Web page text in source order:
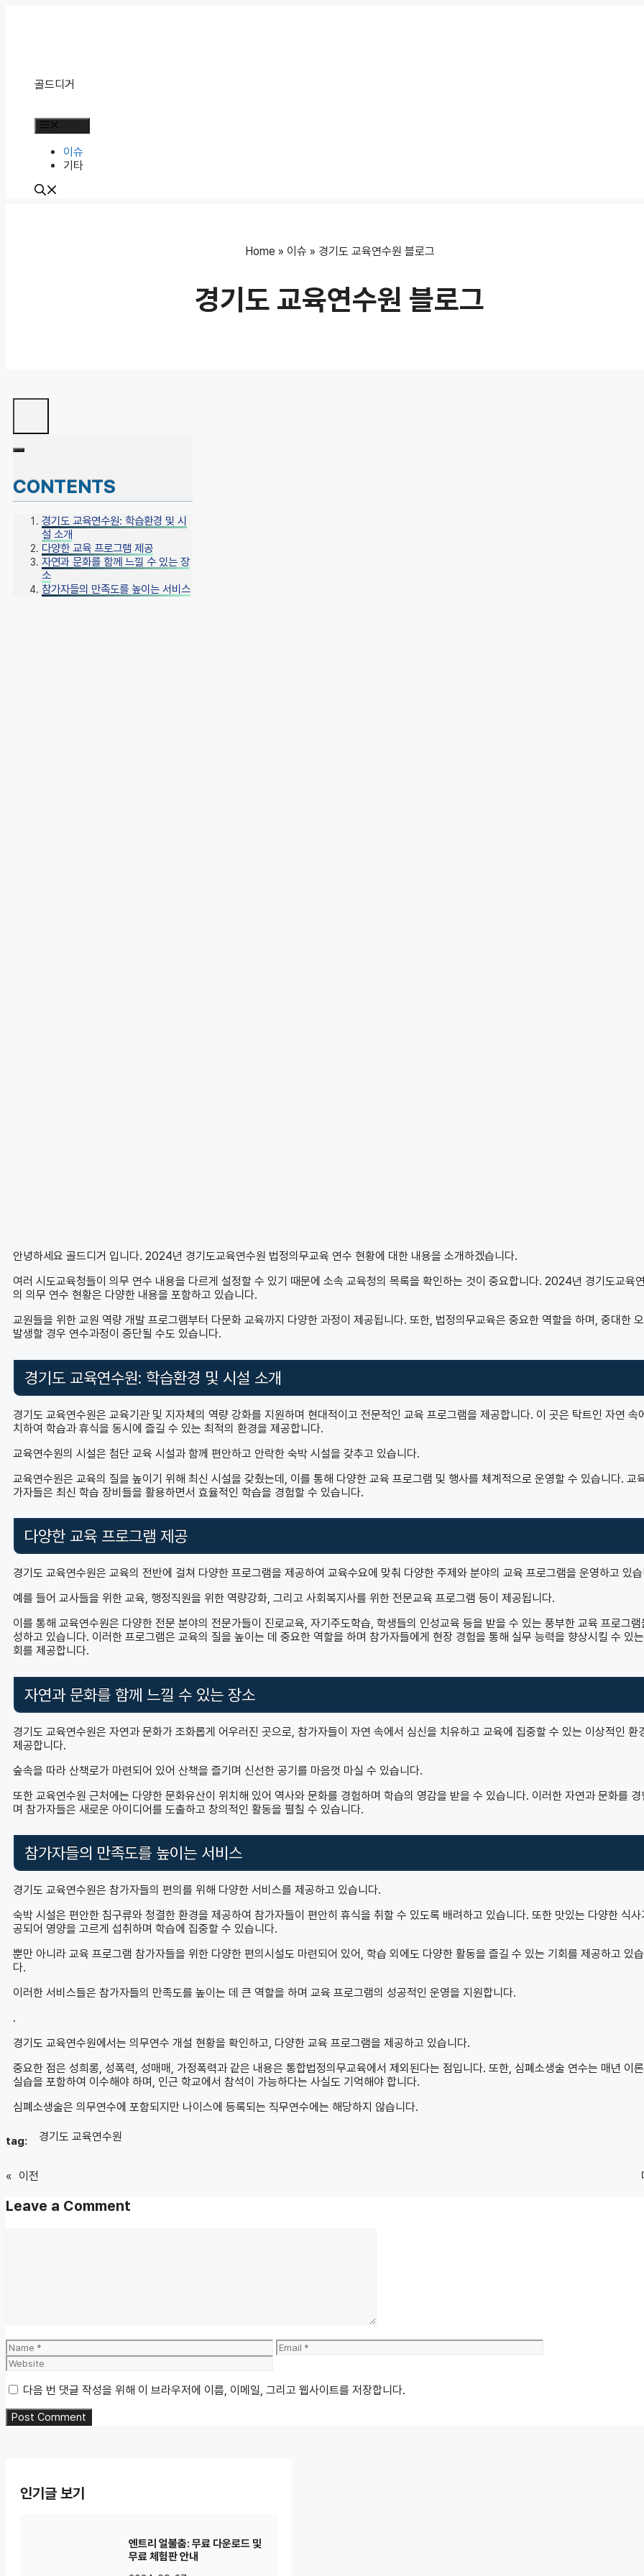
골드디거
이슈
기타
Home » 이슈 » 경기도 교육연수원 블로그
경기도 교육연수원 블로그
CONTENTS
경기도 교육연수원: 학습환경 및 시
설 소개
다양한 교육 프로그램 제공
자연과 문화를 함께 느낄 수 있는 장
소
참가자들의 만족도를 높이는 서비스
안녕하세요 골드디거 입니다. 2024년 경기도교육연수원 법정의무교육 연수 현황에 대한 내용을 소개하겠습니다.
여러 시도교육청들이 의무 연수 내용을 다르게 설정할 수 있기 때문에 소속 교육청의 목록을 확인하는 것이 중요합니다. 2024년 경기도교육
의 의무 연수 현황은 다양한 내용을 포함하고 있습니다.
교원들을 위한 교원 역량 개발 프로그램부터 다문화 교육까지 다양한 과정이 제공됩니다. 또한, 법정의무교육은 중요한 역할을 하며, 중대한
발생할 경우 연수과정이 중단될 수도 있습니다.
경기도 교육연수원: 학습환경 및 시설 소개
경기도 교육연수원은 교육기관 및 지자체의 역량 강화를 지원하며 현대적이고 전문적인 교육 프로그램을 제공합니다. 이 곳은 탁트인 자연 속
치하여 학습과 휴식을 동시에 즐길 수 있는 최적의 환경을 제공합니다.
교육연수원의 시설은 첨단 교육 시설과 함께 편안하고 안락한 숙박 시설을 갖추고 있습니다.
교육연수원은 교육의 질을 높이기 위해 최신 시설을 갖췄는데, 이를 통해 다양한 교육 프로그램 및 행사를 체계적으로 운영할 수 있습니다. 교
가자들은 최신 학습 장비들을 활용하면서 효율적인 학습을 경험할 수 있습니다.
다양한 교육 프로그램 제공
경기도 교육연수원은 교육의 전반에 걸쳐 다양한 프로그램을 제공하여 교육수요에 맞춰 다양한 주제와 분야의 교육 프로그램을 운영하고 있
예를 들어 교사들을 위한 교육, 행정직원을 위한 역량강화, 그리고 사회복지사를 위한 전문교육 프로그램 등이 제공됩니다.
이를 통해 교육연수원은 다양한 전문 분야의 전문가들이 진로교육, 자기주도학습, 학생들의 인성교육 등을 받을 수 있는 풍부한 교육 프로그램
성하고 있습니다. 이러한 프로그램은 교육의 질을 높이는 데 중요한 역할을 하며 참가자들에게 현장 경험을 통해 실무 능력을 향상시킬 수 있
회를 제공합니다.
자연과 문화를 함께 느낄 수 있는 장소
경기도 교육연수원은 자연과 문화가 조화롭게 어우러진 곳으로, 참가자들이 자연 속에서 심신을 치유하고 교육에 집중할 수 있는 이상적인 환
제공합니다.
숲속을 따라 산책로가 마련되어 있어 산책을 즐기며 신선한 공기를 마음껏 마실 수 있습니다.
또한 교육연수원 근처에는 다양한 문화유산이 위치해 있어 역사와 문화를 경험하며 학습의 영감을 받을 수 있습니다. 이러한 자연과 문화를 경
며 참가자들은 새로운 아이디어를 도출하고 창의적인 활동을 펼칠 수 있습니다.
참가자들의 만족도를 높이는 서비스
경기도 교육연수원은 참가자들의 편의를 위해 다양한 서비스를 제공하고 있습니다.
숙박 시설은 편안한 침구류와 청결한 환경을 제공하여 참가자들이 편안히 휴식을 취할 수 있도록 배려하고 있습니다. 또한 맛있는 다양한 식사
공되어 영양을 고르게 섭취하며 학습에 집중할 수 있습니다.
뿐만 아니라 교육 프로그램 참가자들을 위한 다양한 편의시설도 마련되어 있어, 학습 외에도 다양한 활동을 즐길 수 있는 기회를 제공하고 있
다.
이러한 서비스들은 참가자들의 만족도를 높이는 데 큰 역할을 하며 교육 프로그램의 성공적인 운영을 지원합니다.
.
경기도 교육연수원에서는 의무연수 개설 현황을 확인하고, 다양한 교육 프로그램을 제공하고 있습니다.
중요한 점은 성희롱, 성폭력, 성매매, 가정폭력과 같은 내용은 통합법정의무교육에서 제외된다는 점입니다. 또한, 심폐소생술 연수는 매년 이
실습을 포함하여 이수해야 하며, 인근 학교에서 참석이 가능하다는 사실도 기억해야 합니다.
심폐소생술은 의무연수에 포함되지만 나이스에 등록되는 직무연수에는 해당하지 않습니다.
tag: 경기도 교육연수원
« 이전
Leave a Comment
Name Email
다음 번 댓글 작성을 위해 이 브라우저에 이름, 이메일, 그리고 웹사이트를 저장합니다.
인기글 보기
엔트리 얼불춤: 무료 다운로드 및
무료 체험판 안내